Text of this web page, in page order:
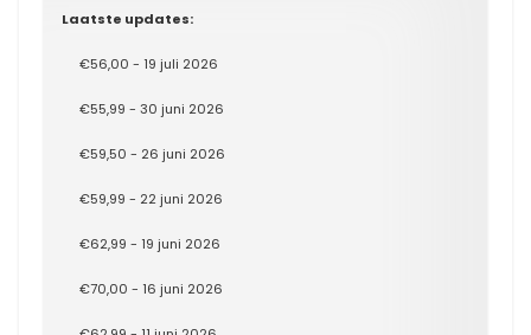
Laatste updates:
€56,00 - 19 juli 2026
€55,99 - 30 juni 2026
€59,50 - 26 juni 2026
€59,99 - 22 juni 2026
€62,99 - 19 juni 2026
€70,00 - 16 juni 2026